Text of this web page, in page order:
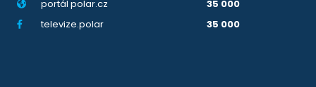
portál polar.cz
35 000
televize.polar
35 000